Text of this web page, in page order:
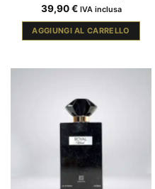
39,90€ IVA inclusa
AGGIUNGI AL CARRELLO